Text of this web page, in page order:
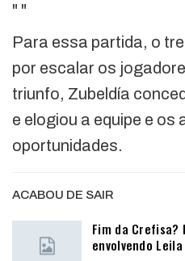
" "
Para essa partida, o
por escalar os
triunfo, Zubeldía
e elogiou a equipe e os
oportunidades.
ACABOU DE SAIR
Fim da Crefisa?
envolvendo